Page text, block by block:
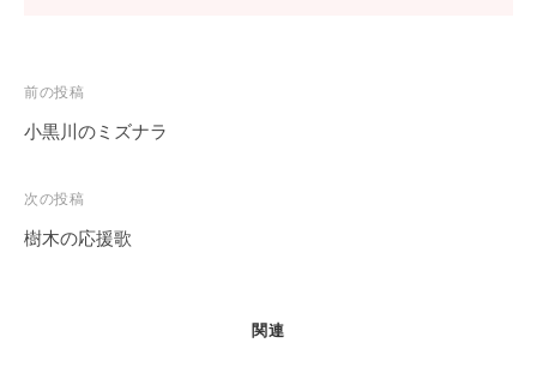
投
稿
ビ
ゲ
前の投稿
小黒川のミズナラ
次の投稿
樹木の応援歌
関連